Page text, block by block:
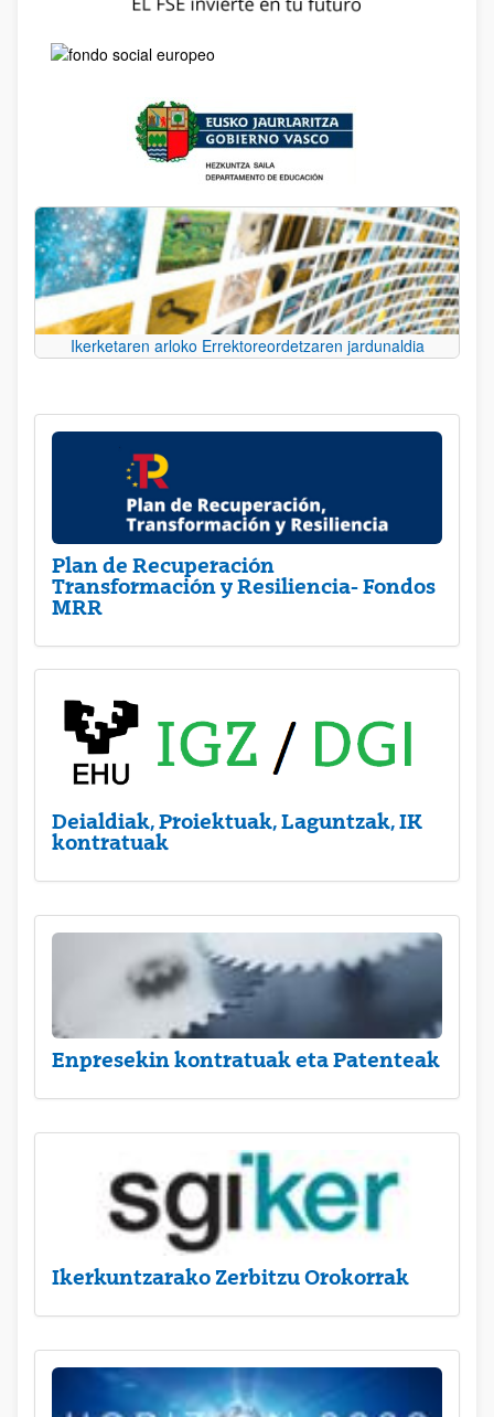
Ikerketaren arloko Errektoreordetzaren jardunaldia
Plan de Recuperación
Transformación y Resiliencia- Fondos
MRR
Deialdiak, Proiektuak, Laguntzak, IK
kontratuak
Enpresekin kontratuak eta Patenteak
Ikerkuntzarako Zerbitzu Orokorrak